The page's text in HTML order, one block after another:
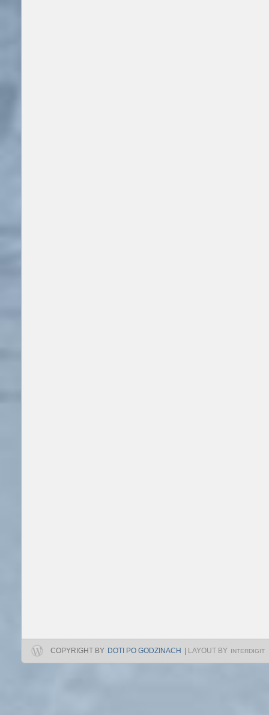
COPYRIGHT BY DOTI PO GODZINACH | LAYOUT BY INTERDIGIT